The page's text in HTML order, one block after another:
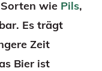
wie Pils,
Es trägt
Zeit
Bier ist